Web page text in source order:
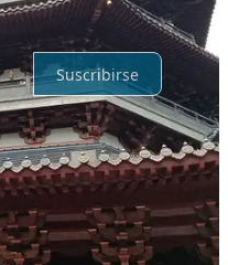
Suscribirse
∙Aviso de recolección